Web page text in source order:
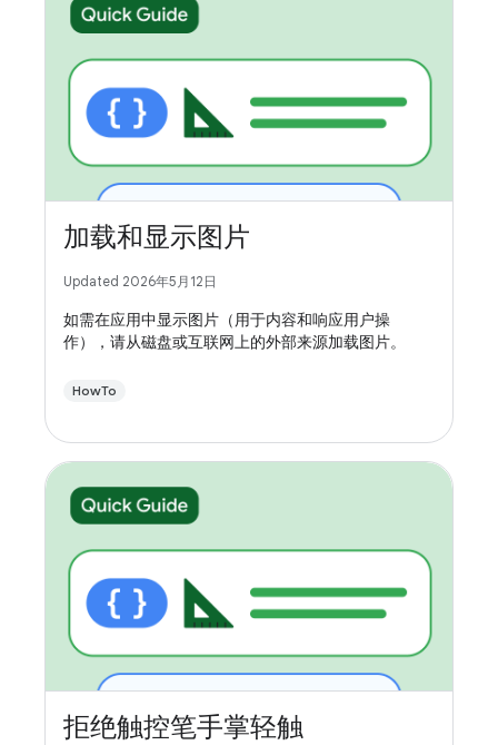
加载和显示图片
Updated 2026年5月12日
如需在应用中显示图片（用于内容和响应用户操
作），请从磁盘或互联网上的外部来源加载图片。
HowTo
拒绝触控笔手掌轻触